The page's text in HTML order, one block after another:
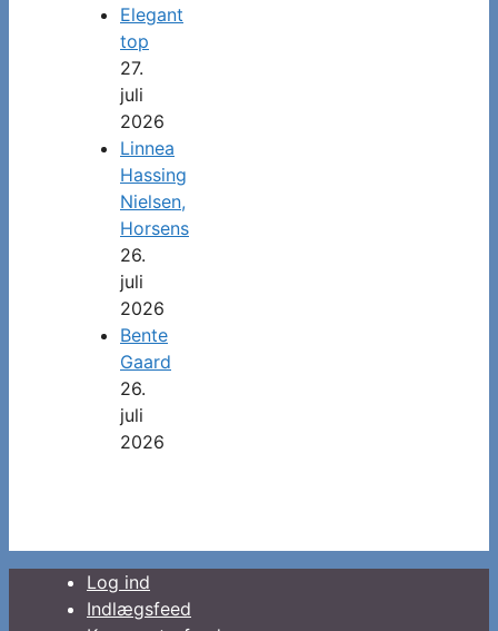
Elegant
top
27.
juli
2026
Linnea
Hassing
Nielsen,
Horsens
26.
juli
2026
Bente
Gaard
26.
juli
2026
Log ind
Indlægsfeed